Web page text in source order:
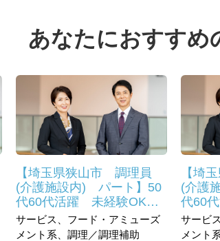
あなたにおすすめ
【埼玉県狭山市 調理員
(介護施設内) パート】50
代60代活躍 未経験OK
昭和41年創業のグループ企
業！
サービス、フード・アミューズ
メント系、調理／調理補助
【埼
(介護
代60
昭和
業！
サービ
メント